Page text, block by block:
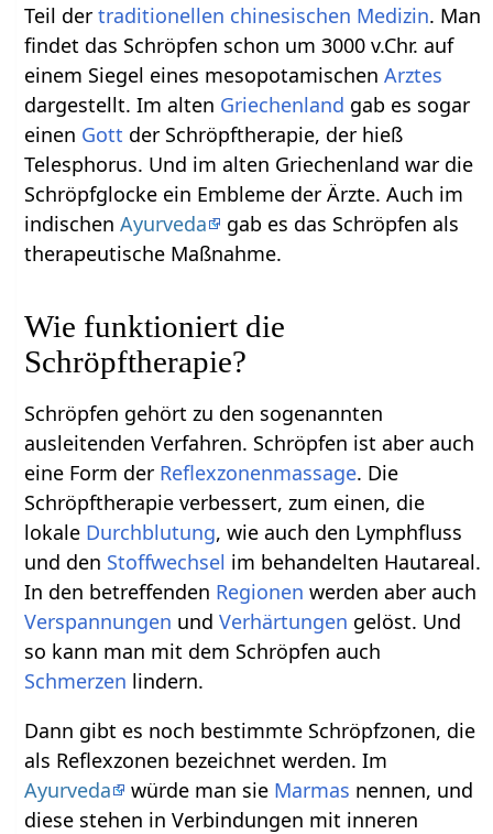
Teil dertraditionellen chinesischen Medizin. Man
findet das Schröpfen schon um 3000 v.Chr. auf
einem Siegel eines mesopotamischenArztes
dargestellt. Im alten Griechenland gab es sogar
einen Gott der Schröpftherapie, der hieß
Telesphorus. Und im alten Griechenland war die
Schröpfglocke ein Embleme der Ärzte. Auch im
indischenAyurveda
gab es das Schröpfen als
therapeutische Maßnahme.
Wie funktioniert die
Schröpftherapie?
Schröpfen gehört zu den sogenannten
ausleitenden Verfahren. Schröpfen ist aber auch
eine Form der Reflexzonenmassage. Die
Schröpftherapie verbessert, zum einen, die
lokale Durchblutung, wie auch den Lymphfluss
und den Stoffwechsel im behandelten Hautareal.
In den betreffenden Regionen werden aber auch
Verspannungen undVerhärtungen gelöst. Und
so kann man mit dem Schröpfen auch
Schmerzen lindern.
Dann gibt es noch bestimmte Schröpfzonen, die
als Reflexzonen bezeichnet werden. Im
Ayurveda
würde man sie Marmas nennen, und
diese stehen in Verbindungen mit inneren